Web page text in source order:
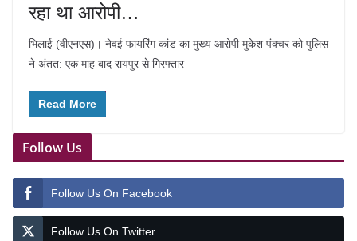
रहा था आरोपी…
भिलाई (वीएनएस)। नेवई फायरिंग कांड का मुख्य आरोपी मुकेश पंक्चर को पुलिस
ने अंतत: एक माह बाद रायपुर से गिरफ्तार
Read More
Follow Us
Follow Us On Facebook
Follow Us On Twitter